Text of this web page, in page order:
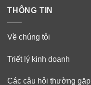
THÔNG TIN
Về chúng tôi
Triết lý kinh doanh
Các câu hỏi thường gặp